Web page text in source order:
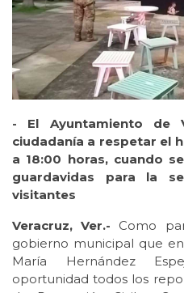
- El Ayuntamiento de
ciudadanía a respetar el
a 18:00 horas, cuando
guardavidas para la
visitantes
Veracruz, Ver.- Como
gobierno municipal que
María Hernández
oportunidad todos los